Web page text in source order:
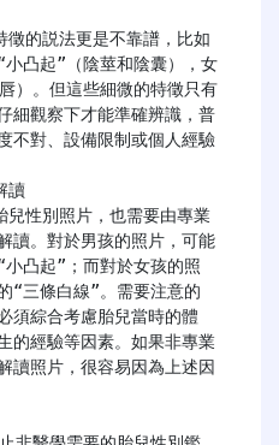
凸起”（陰莖和陰囊），女
）。但這些細微的特徵只有
細觀察下才能準確辨識，普
不對、設備限制或個人經驗
讀。對於男孩的照片，可能
凸起”；而對於女孩的照
“三條白線”。需要注意的
須綜合考慮胎兒當時的體
的經驗等因素。如果非專業
讀照片，很容易因為上述因